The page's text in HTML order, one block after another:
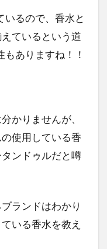
いるので、香水と
ているという道
ありますね！！
かりませんが、
使用している香
ンドゥルだと噂
ランドはわかり
いる香水を教え